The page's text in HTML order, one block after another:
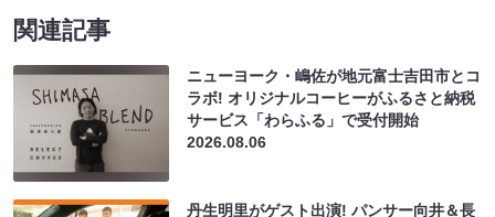
関連記事
ニューヨーク・嶋佐が地元富士吉田市とコ
ラボ! オリジナルコーヒーがふるさと納税
サービス「わらふる」で受付開始
2026.08.06
丹生明里がゲスト出演! パンサー向井＆長